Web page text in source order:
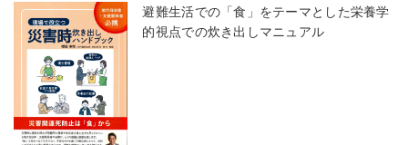
避難生活での「食」をテーマとした栄養学
的視点での炊き出しマニュアル